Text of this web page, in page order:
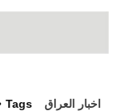
Tags اخبار العراق